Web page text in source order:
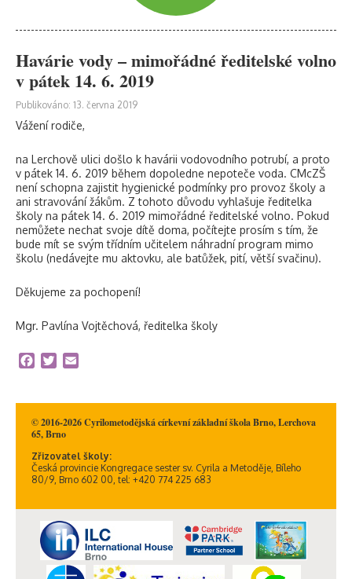
Havárie vody – mimořádné ředitelské volno
v pátek 14. 6. 2019
Publikováno: 13. června 2019
Vážení rodiče,
na Lerchově ulici došlo k havárii vodovodního potrubí, a proto
v pátek 14. 6. 2019 během dopoledne nepoteče voda. CMcZŠ
není schopna zajistit hygienické podmínky pro provoz školy a
ani stravování žákům. Z tohoto důvodu vyhlašuje ředitelka
školy na pátek 14. 6. 2019 mimořádné ředitelské volno. Pokud
nemůžete nechat svoje dítě doma, počítejte prosím s tím, že
bude mít se svým třídním učitelem náhradní program mimo
školu (nedávejte mu aktovku, ale batůžek, pití, větší svačinu).
Děkujeme za pochopení!
Mgr. Pavlína Vojtěchová, ředitelka školy
Facebook
Twitter
© 2016-2026 Cyrilometodějská církevní základní škola Brno, Lerchova
65, Brno
Zřizovatel školy:
Česká provincie Kongregace sester sv. Cyrila a Metoděje, Bíleho
80/9, Brno 602 00, tel: +420 774 225 683